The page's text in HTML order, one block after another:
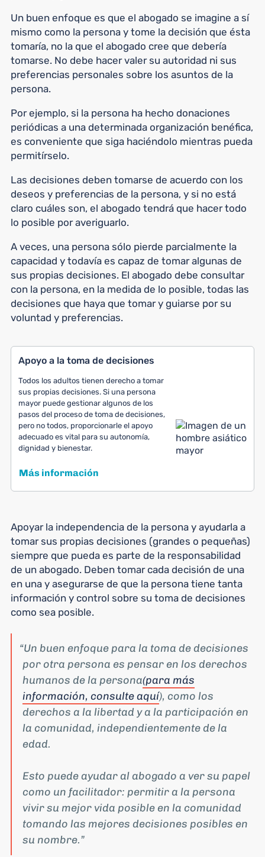
Un buen enfoque es que el abogado se imagine a sí
mismo como la persona y tome la decisión que ésta
tomaría, no la que el abogado cree que debería
tomarse. No debe hacer valer su autoridad ni sus
preferencias personales sobre los asuntos de la
persona.
Por ejemplo, si la persona ha hecho donaciones
periódicas a una determinada organización benéfica,
es conveniente que siga haciéndolo mientras pueda
permitírselo.
Las decisiones deben tomarse de acuerdo con los
deseos y preferencias de la persona, y si no está
claro cuáles son, el abogado tendrá que hacer todo
lo posible por averiguarlo.
A veces, una persona sólo pierde parcialmente la
capacidad y todavía es capaz de tomar algunas de
sus propias decisiones. El abogado debe consultar
con la persona, en la medida de lo posible, todas las
decisiones que haya que tomar y guiarse por su
voluntad y preferencias.
Apoyo a la toma de decisiones
Todos los adultos tienen derecho a tomar
sus propias decisiones. Si una persona
mayor puede gestionar algunos de los
pasos del proceso de toma de decisiones,
pero no todos, proporcionarle el apoyo
adecuado es vital para su autonomía,
dignidad y bienestar.
Más información
Apoyar la independencia de la persona y ayudarla a
tomar sus propias decisiones (grandes o pequeñas)
siempre que pueda es parte de la responsabilidad
de un abogado. Deben tomar cada decisión de una
en una y asegurarse de que la persona tiene tanta
información y control sobre su toma de decisiones
como sea posible.
Un buen enfoque para la toma de decisiones
por otra persona es pensar en los derechos
humanos de la persona(para más
información, consulte aquí), como los
derechos a la libertad y a la participación en
la comunidad, independientemente de la
edad.
Esto puede ayudar al abogado a ver su papel
como un facilitador: permitir a la persona
vivir su mejor vida posible en la comunidad
tomando las mejores decisiones posibles en
su nombre.